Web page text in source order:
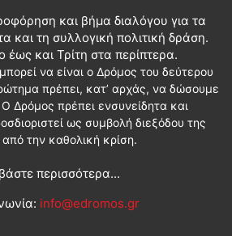
και βήμα διαλόγου για τα
και τη συλλογική πολιτική δράση.
έως και Τρίτη στα περίπτερα.
να είναι ο Δρόμος του δεύτερου
πρέπει, κατ’ αρχάς, να δώσουμε
Δρόμος πρέπει ενσυνείδητα και
ως συμβολή διεξόδου της
την καθολική κρίση.
περισσότερα...
info@edromos.gr